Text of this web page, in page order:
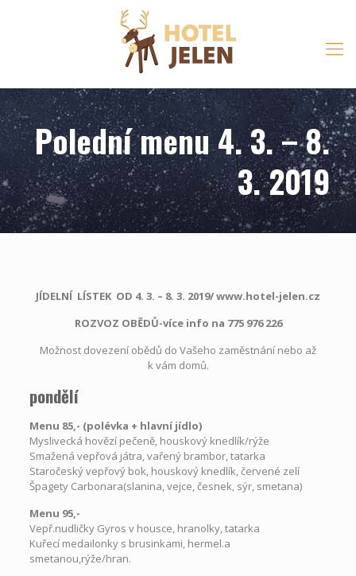
Polední menu 4. 3. – 8.
3. 2019
JÍDELNÍ LÍSTEK OD 4. 3. – 8. 3. 2019/ www.hotel-jelen.cz
ROZVOZ OBĚDŮ-více info na 775 976 226
Možnost dovezení obědů do Vašeho zaměstnání nebo až
k vám domů.
pondělí
Menu 85,- (polévka + hlavní jídlo)
Myslivecká hovězí pečeně, houskový knedlík/rýže
Smažená vepřová játra, vařený brambor, tatarka
Staročeský vepřový bok, houskový knedlík, červené zelí
Špagety Carbonara(slanina, vejce, česnek, sýr, smetana)
Menu 95,-
Vepř.nudličky Gyros v housce, hranolky, tatarka
Kuřecí medailonky s brusinkami, hermel.a
smetanou,rýže/hran.